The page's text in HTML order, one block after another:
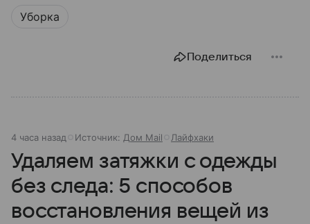
Уборка
Поделиться
4 часа назад Источник: Дом Mail Лайфхаки
Удаляем затяжки с одежды
без следа: 5 способов
восстановления вещей из